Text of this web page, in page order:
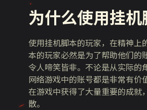
为什么使用挂机
使用挂机脚本的玩家，在精神上
本的玩家必然是为了帮助他们的
令人啼笑皆非。不论是从实际的
网络游戏中的账号都是非常有
在游戏中获得了大量重要的成就
散。